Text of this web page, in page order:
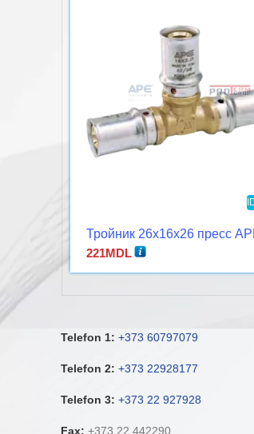
Тройник 26x16x26 пресс
221MDL
Telefon 1: +373 60797079
Telefon 2: +373 22928177
Telefon 3: +373 22 927928
Fax: +373 22 442290